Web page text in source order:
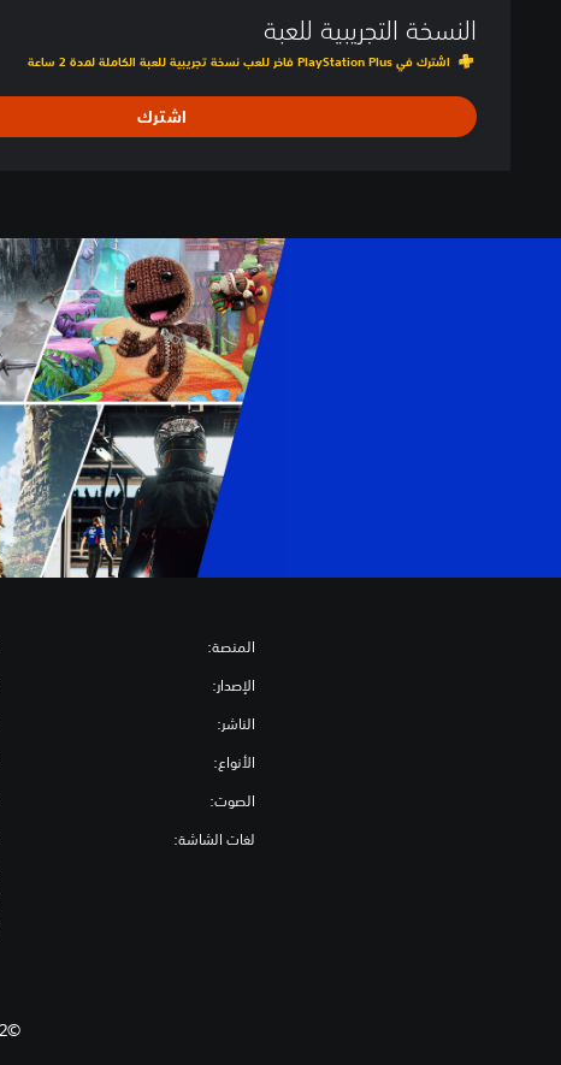
النسخة التجريبية للعبة
اشترك في PlayStation Plus فاخر للعب نسخة تجريبية للعبة الكاملة لمدة 2 ساعة
اشترك
المنصة:
الإصدار:
الناشر:
الأنواع:
الصوت:
لغات الشاشة:
©2022 Nacon. ©2022 Published by Nacon and developed by Spiders